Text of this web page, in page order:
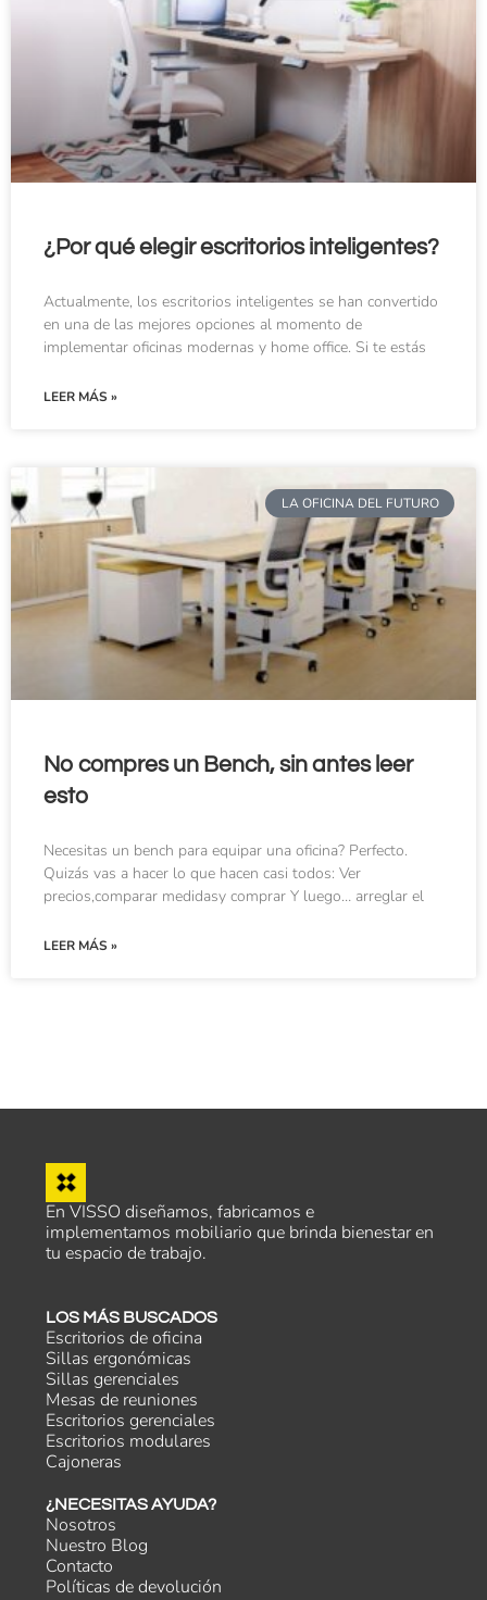
¿Por qué elegir escritorios inteligentes?
Actualmente, los escritorios inteligentes se han convertido
en una de las mejores opciones al momento de
implementar oficinas modernas y home office. Si te estás
LEER MÁS »
LA OFICINA DEL FUTURO
No compres un Bench, sin antes leer
esto
Necesitas un bench para equipar una oficina? Perfecto.
Quizás vas a hacer lo que hacen casi todos: Ver
precios,comparar medidasy comprar Y luego… arreglar el
LEER MÁS »
En VISSO diseñamos, fabricamos e
implementamos mobiliario que brinda bienestar en
tu espacio de trabajo.
LOS MÁS BUSCADOS
Escritorios de oficina
Sillas ergonómicas
Sillas gerenciales
Mesas de reuniones
Escritorios gerenciales
Escritorios modulares
Cajoneras
¿NECESITAS AYUDA?
Nosotros
Nuestro Blog
Contacto
Políticas de devolución